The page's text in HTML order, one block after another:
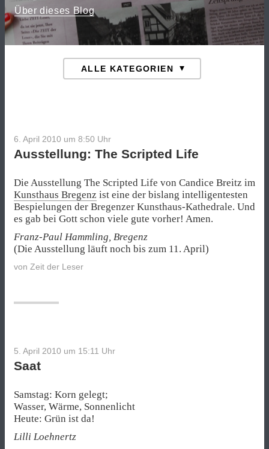
Über dieses Blog
6. April 2010 um 8:50 Uhr
Ausstellung: The Scripted Life
Die Ausstellung The Scripted Life von Candice Breitz im
Kunsthaus Bregenz ist eine der bislang intelligentesten
Bespielungen der Bregenzer Kunsthaus-Kathedrale. Und
es gab bei Gott schon viele gute vorher! Amen.
Franz-Paul Hammling, Bregenz
(Die Ausstellung läuft noch bis zum 11. April)
von Zeit der Leser
5. April 2010 um 15:11 Uhr
Saat
Samstag: Korn gelegt;
Wasser, Wärme, Sonnenlicht
Heute: Grün ist da!
Lilli Loehnertz